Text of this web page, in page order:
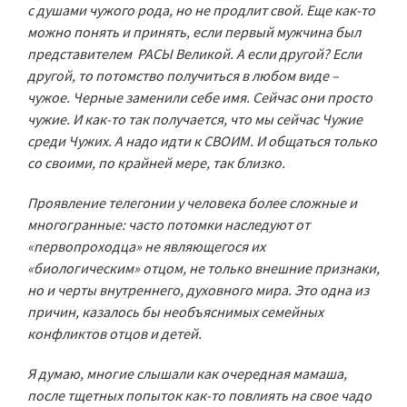
с душами чужого рода, но не продлит свой. Еще как-то
можно понять и принять, если первый мужчина был
представителем РАСЫ Великой. А если другой? Если
другой, то потомство получиться в любом виде –
чужое. Черные заменили себе имя. Сейчас они просто
чужие. И как-то так получается, что мы сейчас Чужие
среди Чужих. А надо идти к СВОИМ. И общаться только
со своими, по крайней мере, так близко.
Проявление телегонии у человека более сложные и
многогранные: часто потомки наследуют от
«первопроходца» не являющегося их
«биологическим» отцом, не только внешние признаки,
но и черты внутреннего, духовного мира. Это одна из
причин, казалось бы необъяснимых семейных
конфликтов отцов и детей.
Я думаю, многие слышали как очередная мамаша,
после тщетных попыток как-то повлиять на свое чадо